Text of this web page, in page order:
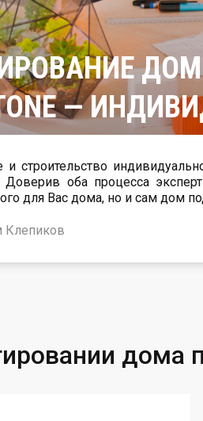
—
индивидуального частного дома
оба процесса экспертной
для Вас дома, но и сам дом
Клепиков
дома